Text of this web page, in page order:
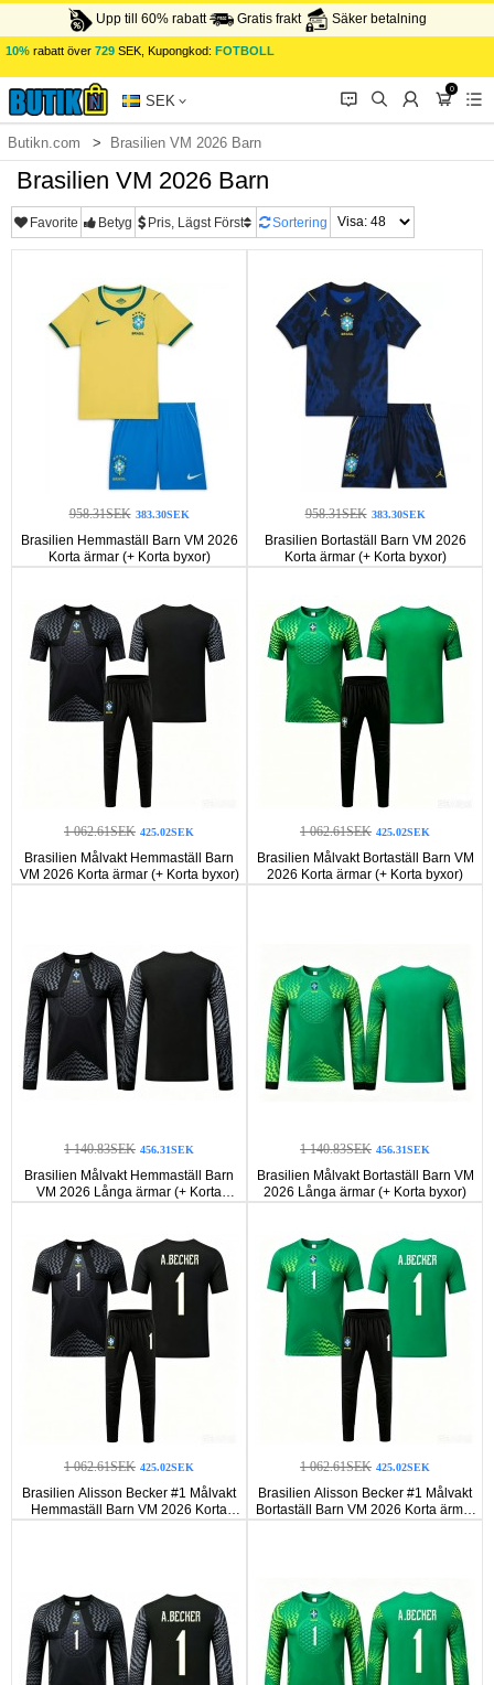
Upp till 60% rabatt Gratis frakt Säker betalning
10% rabatt över 729 SEK, Kupongkod: FOTBOLL
SEK 󰂱 󰂨 󰃳
0
󰃦 󰃖
Butikn.com Brasilien VM 2026 Barn
Brasilien VM 2026 Barn
Favorite Betyg Pris, Lägst Först Sortering
958.31SEK 383.30SEK
Brasilien Hemmaställ Barn VM 2026
Korta ärmar (+ Korta byxor)
958.31SEK 383.30SEK
Brasilien Bortaställ Barn VM 2026
Korta ärmar (+ Korta byxor)
1 062.61SEK 425.02SEK
Brasilien Målvakt Hemmaställ Barn
VM 2026 Korta ärmar (+ Korta byxor)
1 062.61SEK 425.02SEK
Brasilien Målvakt Bortaställ Barn VM
2026 Korta ärmar (+ Korta byxor)
1 140.83SEK 456.31SEK
Brasilien Målvakt Hemmaställ Barn
VM 2026 Långa ärmar (+ Korta
byxor)
1 140.83SEK 456.31SEK
Brasilien Målvakt Bortaställ Barn VM
2026 Långa ärmar (+ Korta byxor)
1 062.61SEK 425.02SEK
Brasilien Alisson Becker #1 Målvakt
Hemmaställ Barn VM 2026 Korta
ärmar (+ Korta byxor)
1 062.61SEK 425.02SEK
Brasilien Alisson Becker #1 Målvakt
Bortaställ Barn VM 2026 Korta ärmar
(+ Korta byxor)